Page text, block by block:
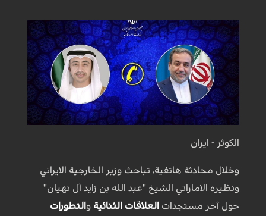
الكوثر - ايران
وخلال محادثة هاتفية، تباحث وزير الخارجية الايراني
ونظيره الاماراتي الشیخ "عبد الله بن زايد آل نهيان"
حول آخر مستجدات العلاقات الثنائية و التطورات